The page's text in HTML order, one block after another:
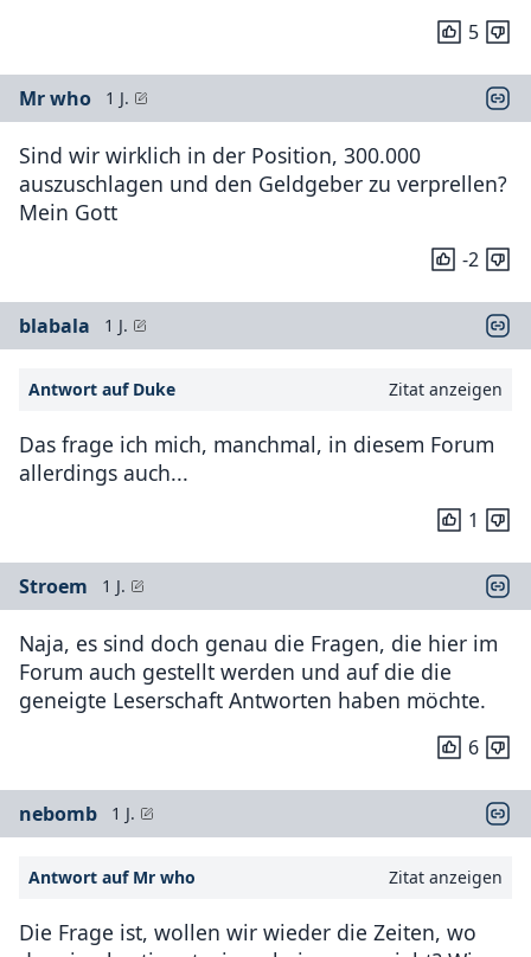
5
Mr who 1 J.
Sind wir wirklich in der Position, 300.000
auszuschlagen und den Geldgeber zu verprellen?
Mein Gott
-2
blabala 1 J.
Antwort auf Duke Zitat anzeigen
Das frage ich mich, manchmal, in diesem Forum
allerdings auch...
1
Stroem 1 J.
Naja, es sind doch genau die Fragen, die hier im
Forum auch gestellt werden und auf die die
geneigte Leserschaft Antworten haben möchte.
6
nebomb 1 J.
Antwort auf Mr who Zitat anzeigen
Die Frage ist, wollen wir wieder die Zeiten, wo